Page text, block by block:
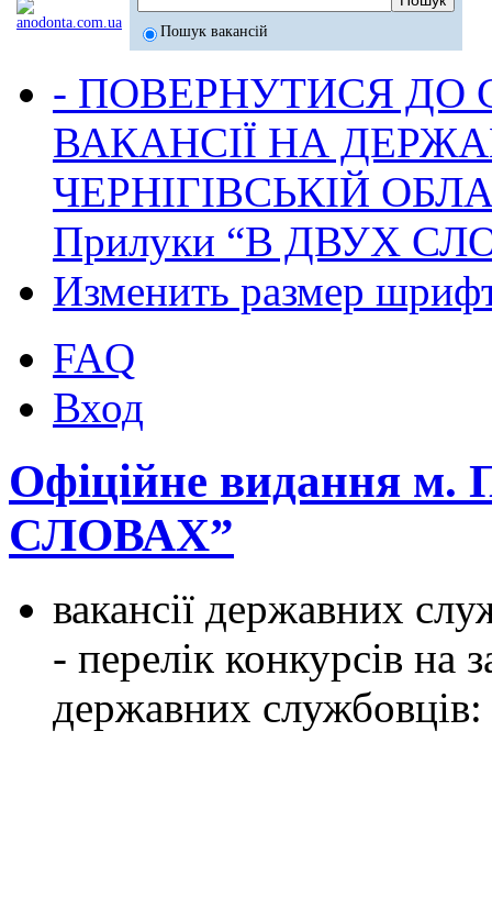
Пошук вакансій
- ПОВЕРНУТИСЯ ДО
ВАКАНСІЇ НА
ЧЕРНІГІВСЬКІЙ
Прилуки “В ДВУХ
Изменить размер
FAQ
Вход
Офіційне видання
СЛОВАХ”
вакансії державних
- перелік конкурсів на
державних службовців: